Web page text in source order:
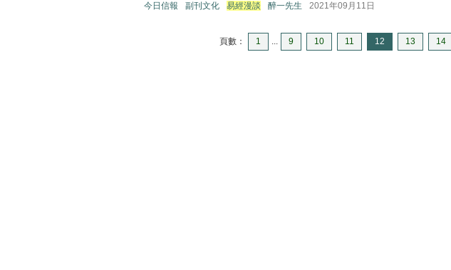
今日信報 副刊文化 易經漫談 醉一先生 2021年09月11日
頁數： 1 ... 9 10 11 12 13 14